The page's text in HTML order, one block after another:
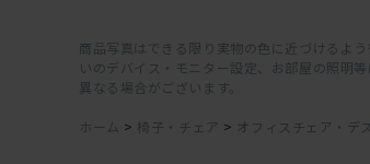
商品写真はできる限り実物の色に近づけるよ
いのデバイス・モニター設定、お部屋の照明
異なる場合がございます。
ホーム > 椅子・チェア > オフィスチェア・デ